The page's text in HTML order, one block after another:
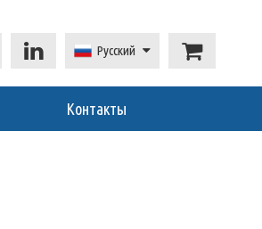
Русский
Контакты